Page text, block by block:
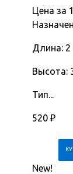
Цена за
Длина: 2
Высота:
Тип...
520 ₽
New!